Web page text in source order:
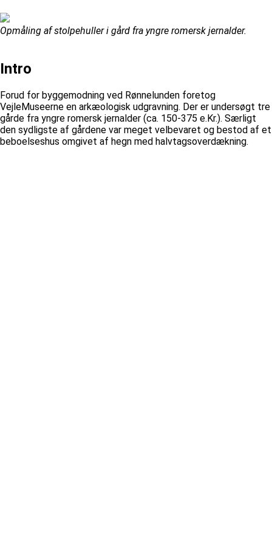
Opmåling af stolpehuller i gård fra yngre romersk jernalder.
Intro
Forud for byggemodning ved Rønnelunden foretog
VejleMuseerne en arkæologisk udgravning. Der er undersøgt tre
gårde fra yngre romersk jernalder (ca. 150-375 e.Kr.). Særligt
den sydligste af gårdene var meget velbevaret og bestod af et
beboelseshus omgivet af hegn med halvtagsoverdækning.